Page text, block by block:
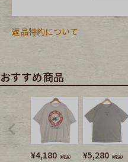
返品特約について
おすすめ商品
¥4,180 （税込） ¥5,280 （税込）